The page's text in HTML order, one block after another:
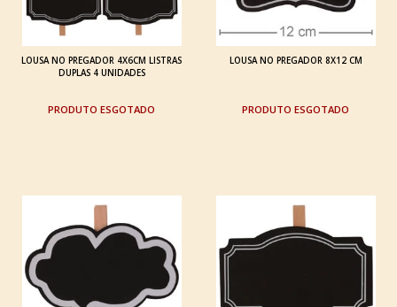
LOUSA NO PREGADOR 4X6CM LISTRAS
DUPLAS 4 UNIDADES
ESGOTADO
LOUSA NO PREGADOR 8X12 CM
ESGOTADO